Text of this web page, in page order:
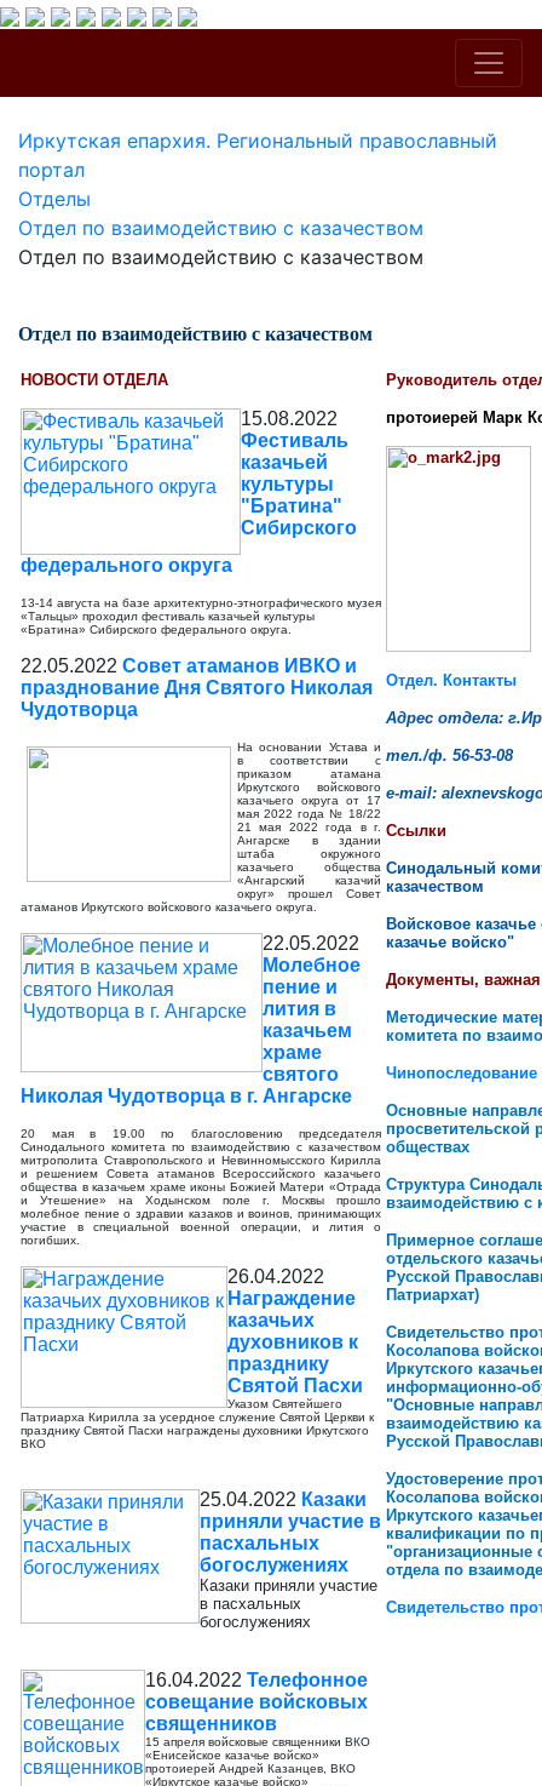
Иркутская епархия. Региональный православный
портал
Отделы
Отдел по взаимодействию с казачеством
Отдел по взаимодействию с казачеством
Отдел по взаимодействию с казачеством
НОВОСТИ ОТДЕЛА
15.08.2022
Фестиваль
казачьей
культуры
"Братина"
Сибирского
федерального округа
13-14 августа на базе архитектурно-этнографического музея
«Тальцы» проходил фестиваль казачьей культуры
«Братина» Сибирского федерального округа.
22.05.2022 Совет атаманов ИВКО и
празднование Дня Святого Николая
Чудотворца
На основании Устава и
в соответствии с
приказом атамана
Иркутского войскового
казачьего округа от 17
мая 2022 года № 18/22
21 мая 2022 года в г.
Ангарске в здании
штаба окружного
казачьего общества
«Ангарский казачий
округ» прошел Совет
атаманов Иркутского войскового казачьего округа.
22.05.2022
Молебное
пение и
лития в
казачьем
храме
святого
Николая Чудотворца в г. Ангарске
20 мая в 19.00 по благословению председателя
Синодального комитета по взаимодействию с казачеством
митрополита Ставропольского и Невинномысского Кирилла
и решением Совета атаманов Всероссийского казачьего
общества в казачьем храме иконы Божией Матери «Отрада
и Утешение» на Ходынском поле г. Москвы прошло
молебное пение о здравии казаков и воинов, принимающих
участие в специальной военной операции, и лития о
погибших.
26.04.2022
Награждение
казачьих
духовников к
празднику
Святой Пасхи
Указом Святейшего
Патриарха Кирилла за усердное служение Святой Церкви к
празднику Святой Пасхи награждены духовники Иркутского
ВКО
25.04.2022 Казаки
приняли участие в
пасхальных
богослужениях
Казаки приняли участие
в пасхальных
богослужениях
16.04.2022 Телефонное
совещание войсковых
священников
15 апреля войсковые священники ВКО
«Енисейское казачье войско»
протоиерей Андрей Казанцев, ВКО
«Иркутское казачье войско»
Руководитель
протоиерей Марк
Отдел. Контакты
Адрес отдела:
тел./ф. 56-53-08
e-mail:
Ссылки
Синодальный
казачеством
Войсковое
казачье войско"
Документы,
Методические
комитета по
Чинопоследование
Основные
просветительской
обществах
Структура
взаимодействию с
Примерное
отдельского
Русской
Патриархат)
Свидетельство
Косолапова
Иркутского
информационно-
"Основные
взаимодействию
Русской
Удостоверение
Косолапова
Иркутского
квалификации по
"организационные
отдела по
Свидетельство